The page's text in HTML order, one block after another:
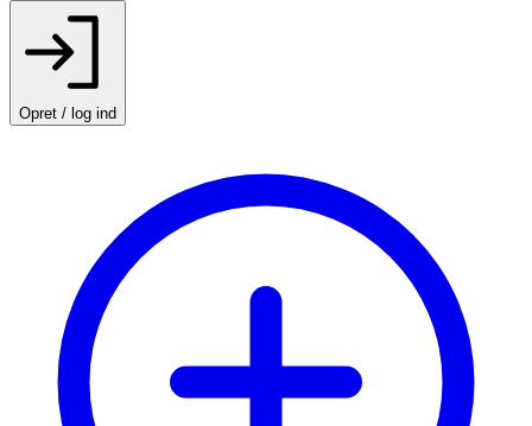
Opret / log ind